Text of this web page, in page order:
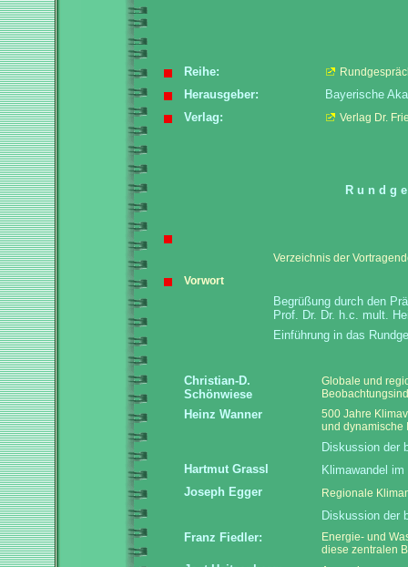
Reihe:
Herausgeber:
Bayerische
Verlag:
Verlag Dr.
R u n d g
Verzeichnis der
Vorwort
Begrüßung durch den
Prof. Dr. Dr. h.c. mult.
Einführung in das
Christian-D.
Schönwiese
Globale und
Heinz Wanner
500 Jahre
und dynamische
Diskussion der
Hartmut Grassl
Klimawandel
Joseph Egger
Regionale
Diskussion der
Franz Fiedler:
Energie- und
diese zentralen